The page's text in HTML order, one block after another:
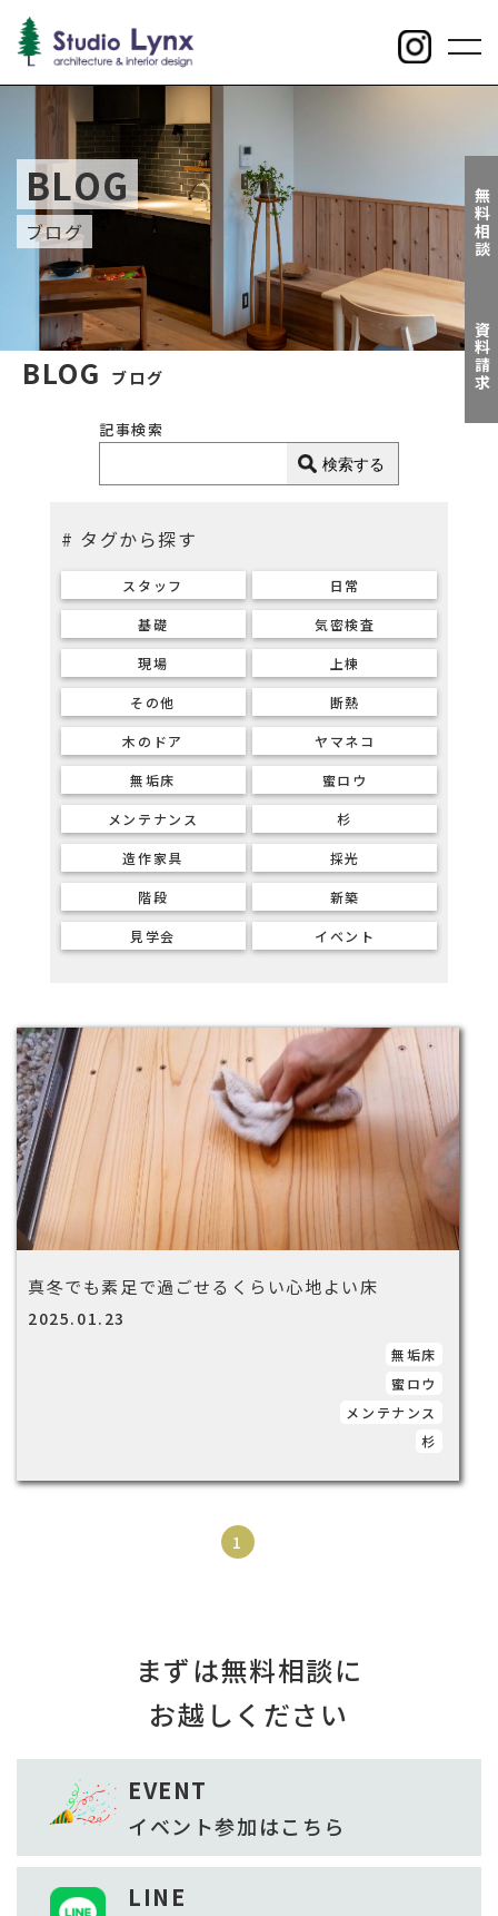
無料相談
資料請求
BLOG
ブログ
BLOG ブログ
記事検索
検索する
# タグから探す
スタッフ 日常
基礎 気密検査
現場 上棟
その他 断熱
木のドア ヤマネコ
無垢床 蜜ロウ
メンテナンス 杉
造作家具 採光
階段 新築
見学会 イベント
真冬でも素足で過ごせるくらい心地よい床
2025.01.23
無垢床
蜜ロウ
メンテナンス
杉
1
まずは無料相談に
お越しください
EVENT
イベント参加はこちら
LINE